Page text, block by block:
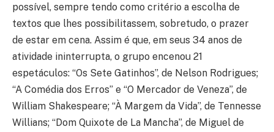
possível, sempre tendo como critério a escolha de
textos que lhes possibilitassem, sobretudo, o prazer
de estar em cena. Assim é que, em seus 34 anos de
atividade ininterrupta, o grupo encenou 21
espetáculos: “Os Sete Gatinhos”, de Nelson Rodrigues;
“A Comédia dos Erros” e “O Mercador de Veneza”, de
William Shakespeare; “À Margem da Vida”, de Tennesse
Willians; “Dom Quixote de La Mancha”, de Miguel de